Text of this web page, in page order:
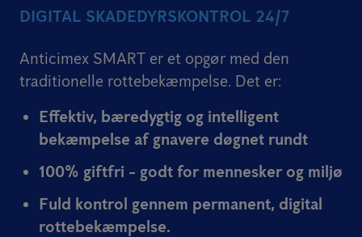
DIGITAL SKADEDYRSKONTROL 24/7
Anticimex SMART er et opgør med den
traditionelle rottebekæmpelse. Det er:
Effektiv, bæredygtig og intelligent
bekæmpelse af gnavere døgnet rundt
100% giftfri - godt for mennesker og miljø
Fuld kontrol gennem permanent, digital
rottebekæmpelse.